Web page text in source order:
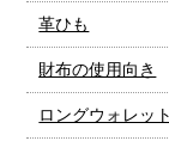
革ひも
財布の使用向き
ロングウォレッ